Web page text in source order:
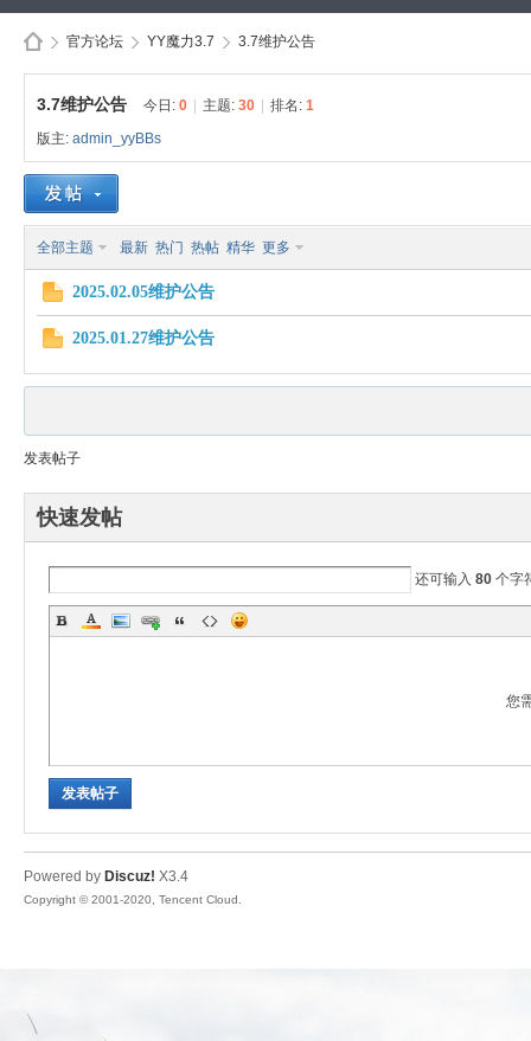
Di
Bo
»
官方论坛
›
YY魔力3.7 3.7维护公告
3.7维护公告 今日: 0 主题: 30 排名: 1
版主: admin_yyBBs
全部主题 最新 热门 热帖 精华 更多
2025.02.05维护公告
2025.01.27维护公告
发表帖子
快速发帖
还可输入 80 个字
您
发表帖子
Powered by Discuz! X3.4
Copyright © 2001-2020, Tencent Cloud.